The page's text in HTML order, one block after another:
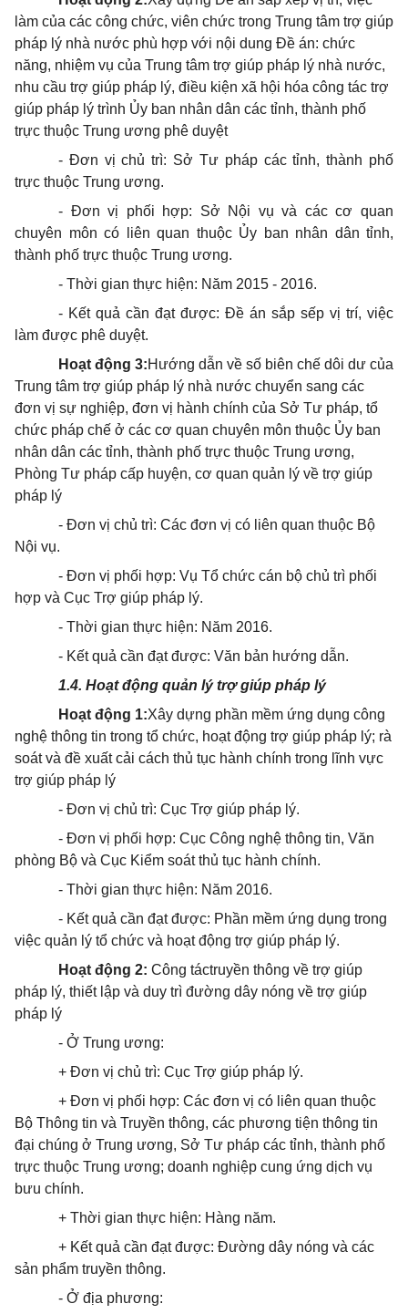
làm của các công chức, viên chức trong Trung tâm trợ giúp
pháp lý nhà nước phù hợp với nội dung Đề án: chức
năng, nhiệm vụ của Trung tâm trợ giúp pháp lý nhà nước,
nhu cầu trợ giúp pháp lý, điều kiện xã hội hóa công tác trợ
giúp pháp lý trình Ủy ban nhân dân các tỉnh, thành phố
trực thuộc Trung ương phê duyệt
- Đơn vị chủ trì: Sở Tư pháp các tỉnh, thành phố
trực thuộc Trung ương.
- Đơn vị phối hợp: Sở Nội vụ và các cơ quan
chuyên môn có liên quan thuộc Ủy ban nhân dân tỉnh,
thành phố trực thuộc Trung ương.
- Thời gian thực hiện: Năm 2015 - 2016.
- Kết quả cần đạt được: Đề án sắp sếp vị trí, việc
làm được phê duyệt.
Hoạt động 3:Hướng dẫn về số biên chế dôi dư của
Trung tâm trợ giúp pháp lý nhà nước chuyển sang các
đơn vị sự nghiệp, đơn vị hành chính của Sở Tư pháp, tổ
chức pháp chế ở các cơ quan chuyên môn thuộc Ủy ban
nhân dân các tỉnh, thành phố trực thuộc Trung ương,
Phòng Tư pháp cấp huyện, cơ quan quản lý về trợ giúp
pháp lý
- Đơn vị chủ trì: Các đơn vị có liên quan thuộc Bộ
Nội vụ.
- Đơn vị phối hợp: Vụ Tổ chức cán bộ chủ trì phối
hợp và Cục Trợ giúp pháp lý.
- Thời gian thực hiện: Năm 2016.
- Kết quả cần đạt được: Văn bản hướng dẫn.
1.4. Hoạt động quản lý trợ giúp pháp lý
Hoạt động 1:Xây dựng phần mềm ứng dụng công
nghệ thông tin trong tổ chức, hoạt động trợ giúp pháp lý; rà
soát và đề xuất cải cách thủ tục hành chính trong lĩnh vực
trợ giúp pháp lý
- Đơn vị chủ trì: Cục Trợ giúp pháp lý.
- Đơn vị phối hợp: Cục Công nghệ thông tin, Văn
phòng Bộ và Cục Kiểm soát thủ tục hành chính.
- Thời gian thực hiện: Năm 2016.
- Kết quả cần đạt được: Phần mềm ứng dụng trong
việc quản lý tổ chức và hoạt động trợ giúp pháp lý.
Hoạt động 2: Công táctruyền thông về trợ giúp
pháp lý, thiết lập và duy trì đường dây nóng về trợ giúp
pháp lý
- Ở Trung ương:
+ Đơn vị chủ trì: Cục Trợ giúp pháp lý.
+ Đơn vị phối hợp: Các đơn vị có liên quan thuộc
Bộ Thông tin và Truyền thông, các phương tiện thông tin
đại chúng ở Trung ương, Sở Tư pháp các tỉnh, thành phố
trực thuộc Trung ương; doanh nghiệp cung ứng dịch vụ
bưu chính.
+ Thời gian thực hiện: Hàng năm.
+ Kết quả cần đạt được: Đường dây nóng và các
sản phẩm truyền thông.
- Ở địa phương: